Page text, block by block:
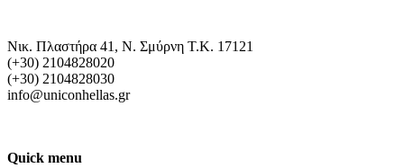
Νικ. Πλαστήρα 41, Ν. Σμύρνη T.K. 17121
(+30) 2104828020
(+30) 2104828030
info@uniconhellas.gr
Quick menu